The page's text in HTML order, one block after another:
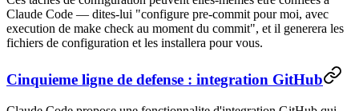
Claude Code — dites-lui "configure pre-commit pour moi, avec
execution de make check au moment du commit", et il generera les
fichiers de configuration et les installera pour vous.
Cinquieme ligne de defense : integration GitHub